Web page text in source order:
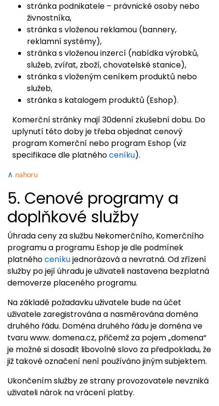
stránka podnikatele – právnické osoby nebo
živnostníka,
stránka s vloženou reklamou (bannery,
reklamní systémy),
stránka s vloženou inzercí (nabídka výrobků,
služeb, zvířat, zboží, chovatelské stanice),
stránka s vloženým ceníkem produktů nebo
služeb,
stránka s katalogem produktů (Eshop).
Komerční stránky mají 30denní zkušební dobu. Do
uplynutí této doby je třeba objednat cenový
program Komerční nebo program Eshop (viz
specifikace dle platnéhoceníku).
∧ nahoru
5. Cenové programy a
doplňkové služby
Úhrada ceny za službu Nekomerčního, Komerčního
programu a programu Eshop je dle podmínek
platnéhoceníkujednorázová a nevratná. Od zřízení
služby po její úhradu je uživateli nastavena bezplatná
demoverze placeného programu.
Na základě požadavku uživatele bude na účet
uživatele zaregistrována a nasměrována doména
druhého řádu. Doména druhého řádu je doména ve
tvaru www. domena.cz, přičemž za pojem „domena“
je možné si dosadit libovolné slovo za předpokladu, že
již takové označení není používáno jiným subjektem.
Ukončením služby ze strany provozovatele nevzniká
uživateli nárok na vrácení platby.